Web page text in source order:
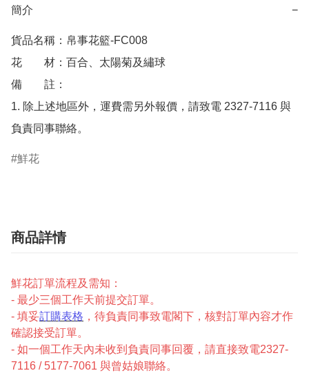
簡介 −
貨品名稱：帛事花籃-FC008
花　　材：百合、太陽菊及繡球
備　　註：
1. 除上述地區外，運費需另外報價，請致電 2327-7116 與
負責同事聯絡。
鮮花
商品詳情
鮮花訂單流程及需知：
- 最少三個工作天前提交訂單。
- 填妥訂購表格 ，待負責同事致電閣下，核對訂單內容才作
確認接受訂單。
- 如一個工作天內未收到負責同事回覆，請直接致電2327-
7116 / 5177-7061 與曾姑娘聯絡。